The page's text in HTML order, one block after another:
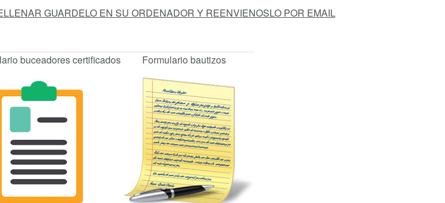
GUARDELO EN SU ORDENADOR Y REENVIENOSLO POR EMAIL
buceadores certificados Formulario bautizos